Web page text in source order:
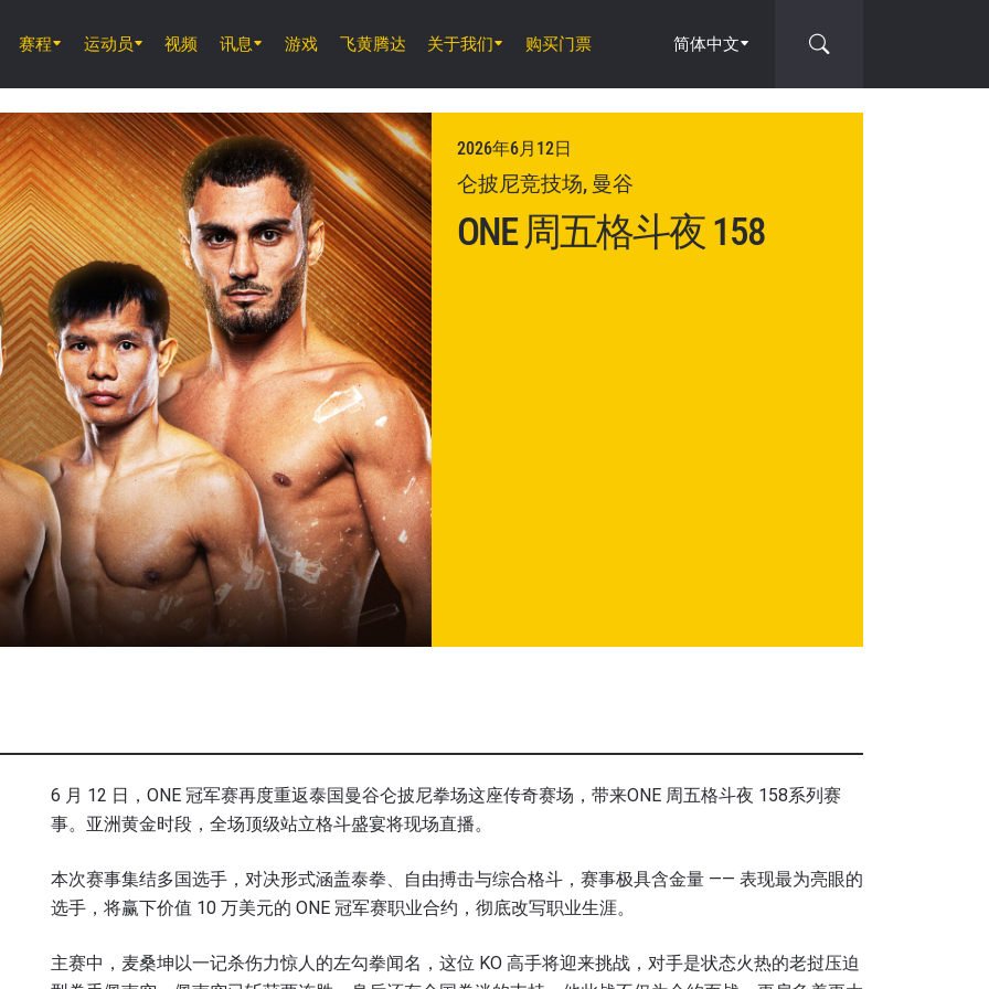
赛程
仑披尼竞技场, 曼谷
ONE 周五格斗夜 165
8月8日 (周六)
ONE 武士系列赛 2
运动员 视频 讯息 游戏 飞黄腾达 关于我们 购买门票 简体中文
2026年6月12日
仑披尼竞技场, 曼谷
ONE 周五格斗夜 158
6 月 12 日，ONE 冠军赛再度重返泰国曼谷仑披尼拳场这座传奇赛场，带来ONE 周五格斗夜 158系列赛
事。亚洲黄金时段，全场顶级站立格斗盛宴将现场直播。
本次赛事集结多国选手，对决形式涵盖泰拳、自由搏击与综合格斗，赛事极具含金量 —— 表现最为亮眼的
选手，将赢下价值 10 万美元的 ONE 冠军赛职业合约，彻底改写职业生涯。
主赛中，麦桑坤以一记杀伤力惊人的左勾拳闻名，这位 KO 高手将迎来挑战，对手是状态火热的老挝压迫